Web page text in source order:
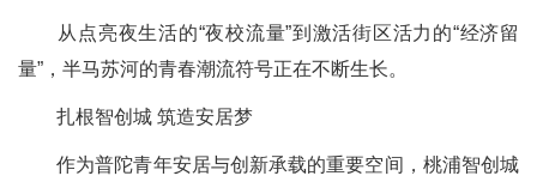
从点亮夜生活的“夜校流量”到激活街区活力的“经济留
量”，半马苏河的青春潮流符号正在不断生长。
扎根智创城 筑造安居梦
作为普陀青年安居与创新承载的重要空间，桃浦智创城